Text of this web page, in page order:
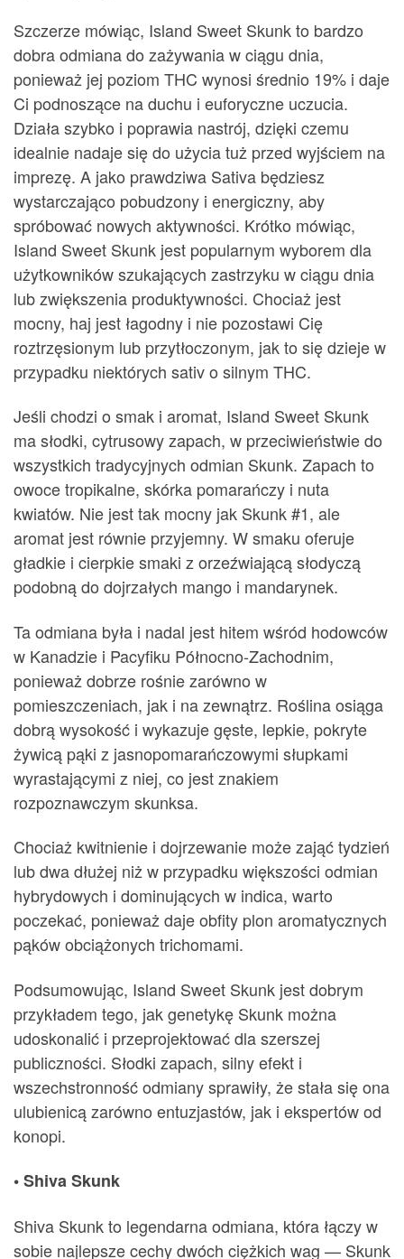
Szczerze mówiąc, Island Sweet Skunk to bardzo
dobra odmiana do zażywania w ciągu dnia,
ponieważ jej poziom THC wynosi średnio 19% i daje
Ci podnoszące na duchu i euforyczne uczucia.
Działa szybko i poprawia nastrój, dzięki czemu
idealnie nadaje się do użycia tuż przed wyjściem na
imprezę. A jako prawdziwa Sativa będziesz
wystarczająco pobudzony i energiczny, aby
spróbować nowych aktywności. Krótko mówiąc,
Island Sweet Skunk jest popularnym wyborem dla
użytkowników szukających zastrzyku w ciągu dnia
lub zwiększenia produktywności. Chociaż jest
mocny, haj jest łagodny i nie pozostawi Cię
roztrzęsionym lub przytłoczonym, jak to się dzieje w
przypadku niektórych sativ o silnym THC.
Jeśli chodzi o smak i aromat, Island Sweet Skunk
ma słodki, cytrusowy zapach, w przeciwieństwie do
wszystkich tradycyjnych odmian Skunk. Zapach to
owoce tropikalne, skórka pomarańczy i nuta
kwiatów. Nie jest tak mocny jak Skunk #1, ale
aromat jest równie przyjemny. W smaku oferuje
gładkie i cierpkie smaki z orzeźwiającą słodyczą
podobną do dojrzałych mango i mandarynek.
Ta odmiana była i nadal jest hitem wśród hodowców
w Kanadzie i Pacyfiku Północno-Zachodnim,
ponieważ dobrze rośnie zarówno w
pomieszczeniach, jak i na zewnątrz. Roślina osiąga
dobrą wysokość i wykazuje gęste, lepkie, pokryte
żywicą pąki z jasnopomarańczowymi słupkami
wyrastającymi z niej, co jest znakiem
rozpoznawczym skunksa.
Chociaż kwitnienie i dojrzewanie może zająć tydzień
lub dwa dłużej niż w przypadku większości odmian
hybrydowych i dominujących w indica, warto
poczekać, ponieważ daje obfity plon aromatycznych
pąków obciążonych trichomami.
Podsumowując, Island Sweet Skunk jest dobrym
przykładem tego, jak genetykę Skunk można
udoskonalić i przeprojektować dla szerszej
publiczności. Słodki zapach, silny efekt i
wszechstronność odmiany sprawiły, że stała się ona
ulubienicą zarówno entuzjastów, jak i ekspertów od
konopi.
• Shiva Skunk
Shiva Skunk to legendarna odmiana, która łączy w
sobie najlepsze cechy dwóch ciężkich wag — Skunk